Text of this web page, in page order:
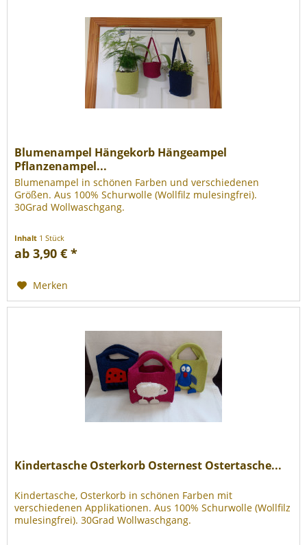
Blumenampel Hängekorb Hängeampel
Pflanzenampel...
Blumenampel in schönen Farben und verschiedenen
Größen. Aus 100% Schurwolle (Wollfilz mulesingfrei).
30Grad Wollwaschgang.
Inhalt 1 Stück
ab 3,90 € *
Merken
Kindertasche Osterkorb Osternest Ostertasche...
Kindertasche, Osterkorb in schönen Farben mit
verschiedenen Applikationen. Aus 100% Schurwolle (Wollfilz
mulesingfrei). 30Grad Wollwaschgang.